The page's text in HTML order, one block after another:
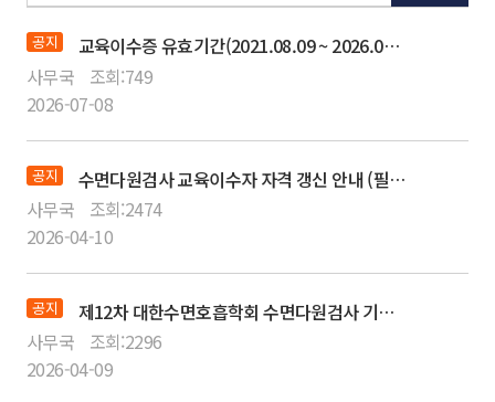
공지
교육이수증 유효기간(2021.08.09 ~ 2026.08.08) 만료 갱신 절차 안내
사무국
조회:749
2026-07-08
공지
수면다원검사 교육이수자 자격 갱신 안내 (필독)
사무국
조회:2474
2026-04-10
공지
제12차 대한수면호흡학회 수면다원검사 기본교육 강좌 VOD 다시보기 서비스 안내
사무국
조회:2296
2026-04-09